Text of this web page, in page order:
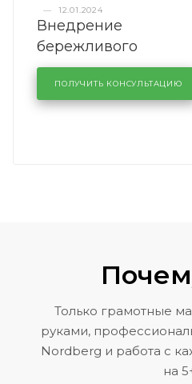
—
12.01.2024
Внедрение
бережливого
производства в
кузовном сервисе
KUTUZOVV
ПОЛУЧИТЬ КОНСУЛЬТАЦИЮ
Только грамотные
руками,
Nordberg и работа с
на